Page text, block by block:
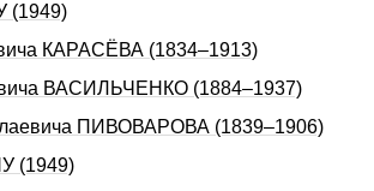
(1949)
КАРАСЁВА (1834–1913)
ВАСИЛЬЧЕНКО (1884–1937)
ПИВОВАРОВА (1839–1906)
(1949)